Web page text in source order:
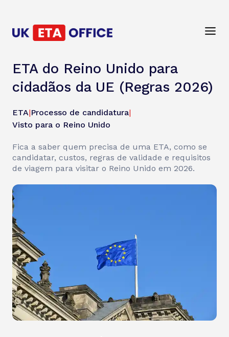
ETA do Reino Unido para
cidadãos da UE (Regras 2026)
ETA|Processo de candidatura|
Visto para o Reino Unido
Fica a saber quem precisa de uma ETA, como se
candidatar, custos, regras de validade e requisitos
de viagem para visitar o Reino Unido em 2026.